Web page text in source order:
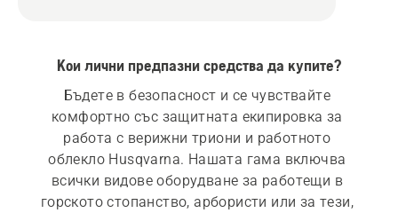
Кои лични предпазни средства да купите?
Бъдете в безопасност и се чувствайте
комфортно със защитната екипировка за
работа с верижни триони и работното
облекло Husqvarna. Нашата гама включва
всички видове оборудване за работещи в
горското стопанство, арбористи или за тези,